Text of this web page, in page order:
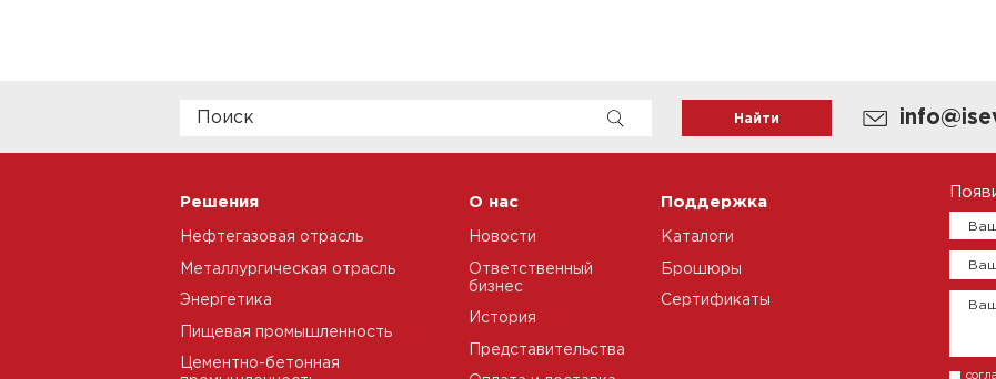
Решения
Нефтегазовая отрасль
Металлургическая отрасль
Энергетика
Пищевая промышленность
Цементно-бетонная
О нас
Новости
Ответственный
бизнес
История
Представительства
Поддержка
Каталоги
Брошюры
Сертификаты